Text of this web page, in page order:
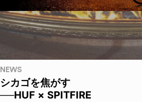
NEWS
シカゴを焦がす
──HUF × SPITFIRE